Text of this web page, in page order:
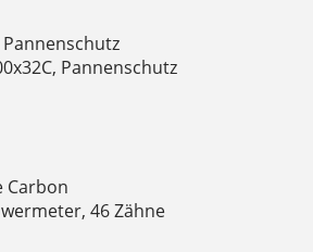
Pannenschutz
Pannenschutz
Carbon
46 Zähne